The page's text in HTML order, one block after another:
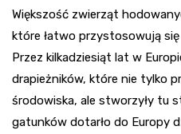
Większość zwierząt
które łatwo przystosowują
Przez kilkadziesiąt lat w
drapieżników, które nie tylko
środowiska, ale stworzyły tu
gatunków dotarło do Europy